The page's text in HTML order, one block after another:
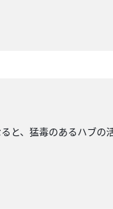
と、猛毒のあるハブの